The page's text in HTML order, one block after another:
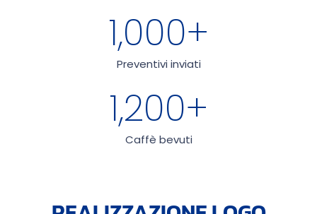
Preventivi inviati
1,000+
Caffè bevuti
1,200+